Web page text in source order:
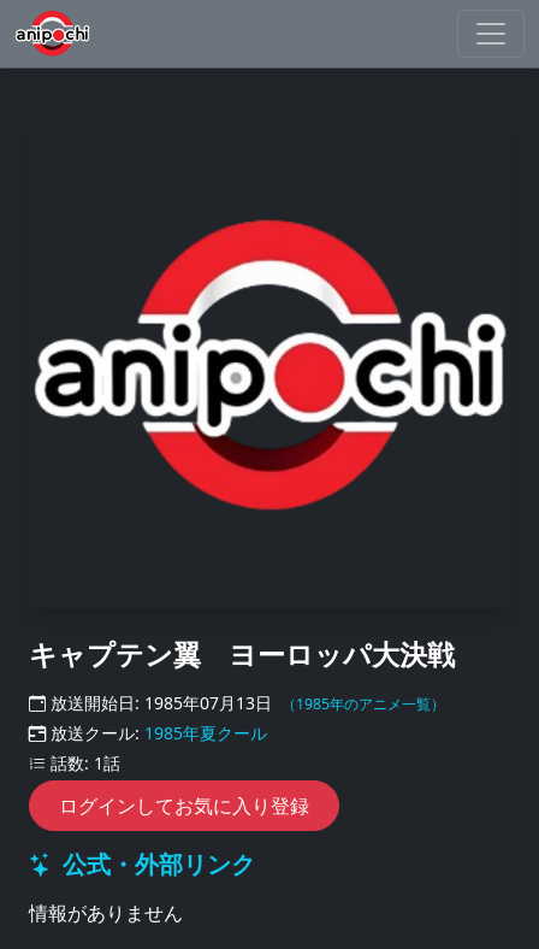
キャプテン翼 ヨーロッパ大決戦
放送開始日: 1985年07月13日 （1985年のアニメ一覧）
放送クール: 1985年夏クール
話数: 1話
ログインしてお気に入り登録
公式・外部リンク
情報がありません